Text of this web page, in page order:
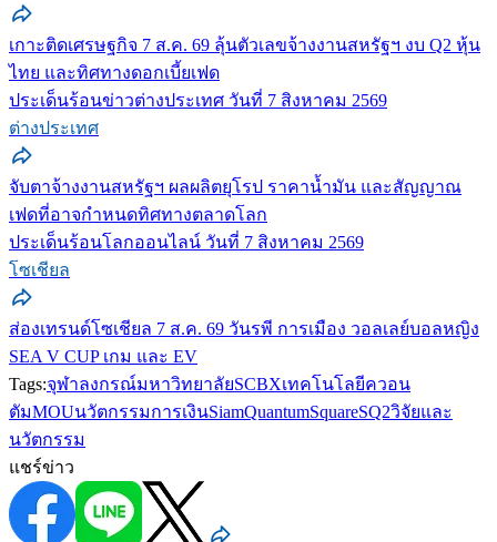
เกาะติดเศรษฐกิจ 7 ส.ค. 69 ลุ้นตัวเลขจ้างงานสหรัฐฯ งบ Q2 หุ้น
ไทย และทิศทางดอกเบี้ยเฟด
ประเด็นร้อนข่าวต่างประเทศ วันที่ 7 สิงหาคม 2569
ต่างประเทศ
จับตาจ้างงานสหรัฐฯ ผลผลิตยุโรป ราคาน้ำมัน และสัญญาณ
เฟดที่อาจกำหนดทิศทางตลาดโลก
ประเด็นร้อนโลกออนไลน์ วันที่ 7 สิงหาคม 2569
โซเชียล
ส่องเทรนด์โซเชียล 7 ส.ค. 69 วันรพี การเมือง วอลเลย์บอลหญิง
SEA V CUP เกม และ EV
Tags:จุฬาลงกรณ์มหาวิทยาลัยSCBXเทคโนโลยีควอน
ตัมMOUนวัตกรรมการเงินSiamQuantumSquareSQ2วิจัยและ
นวัตกรรม
แชร์ข่าว